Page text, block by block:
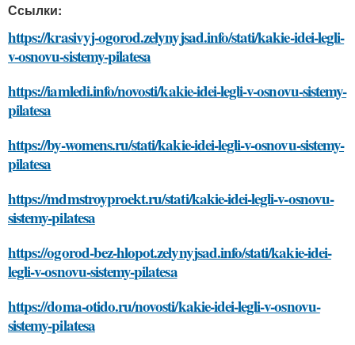
Ссылки:
https://krasivyj-ogorod.zelynyjsad.info/stati/kakie-idei-legli-
v-osnovu-sistemy-pilatesa
https://iamledi.info/novosti/kakie-idei-legli-v-osnovu-sistemy-
pilatesa
https://by-womens.ru/stati/kakie-idei-legli-v-osnovu-sistemy-
pilatesa
https://mdmstroyproekt.ru/stati/kakie-idei-legli-v-osnovu-
sistemy-pilatesa
https://ogorod-bez-hlopot.zelynyjsad.info/stati/kakie-idei-
legli-v-osnovu-sistemy-pilatesa
https://doma-otido.ru/novosti/kakie-idei-legli-v-osnovu-
sistemy-pilatesa